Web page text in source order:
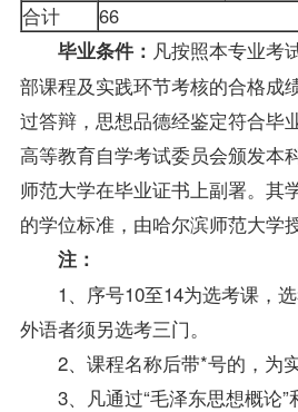
合计
66
毕业条件： 凡按照本专业考
部课程及实践环节考核的合格成
过答辩，思想品德经鉴定符合毕
高等教育自学考试委员会颁发本
师范大学在毕业证书上副署。其
的学位标准，由哈尔滨师范大学
注：
1、序号10至14为选考课，选
外语者须另选考三门。
2、课程名称后带*号的，为实
3、凡通过“毛泽东思想概论”